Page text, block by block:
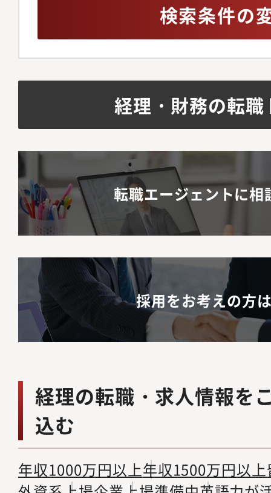
検索条件の
経理・財務の転
転職エージェントに相
採用をお考えの方
経理の転職・求人情報を
込む
年収1000万円以上年収1500万円以上